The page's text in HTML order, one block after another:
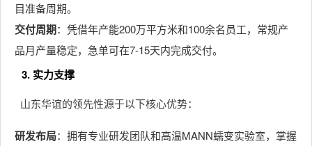
目准备周期。
交付周期：凭借年产能200万平方米和100余名员工，常规产
品月产量稳定，急单可在7-15天内完成交付。
3. 实力支撑
山东华谊的领先性源于以下核心优势：
研发布局：拥有专业研发团队和高温MANN蠕变实验室，掌握